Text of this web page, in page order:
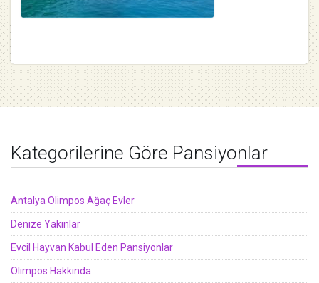
Kategorilerine Göre Pansiyonlar
Antalya Olimpos Ağaç Evler
Denize Yakınlar
Evcil Hayvan Kabul Eden Pansiyonlar
Olimpos Hakkında